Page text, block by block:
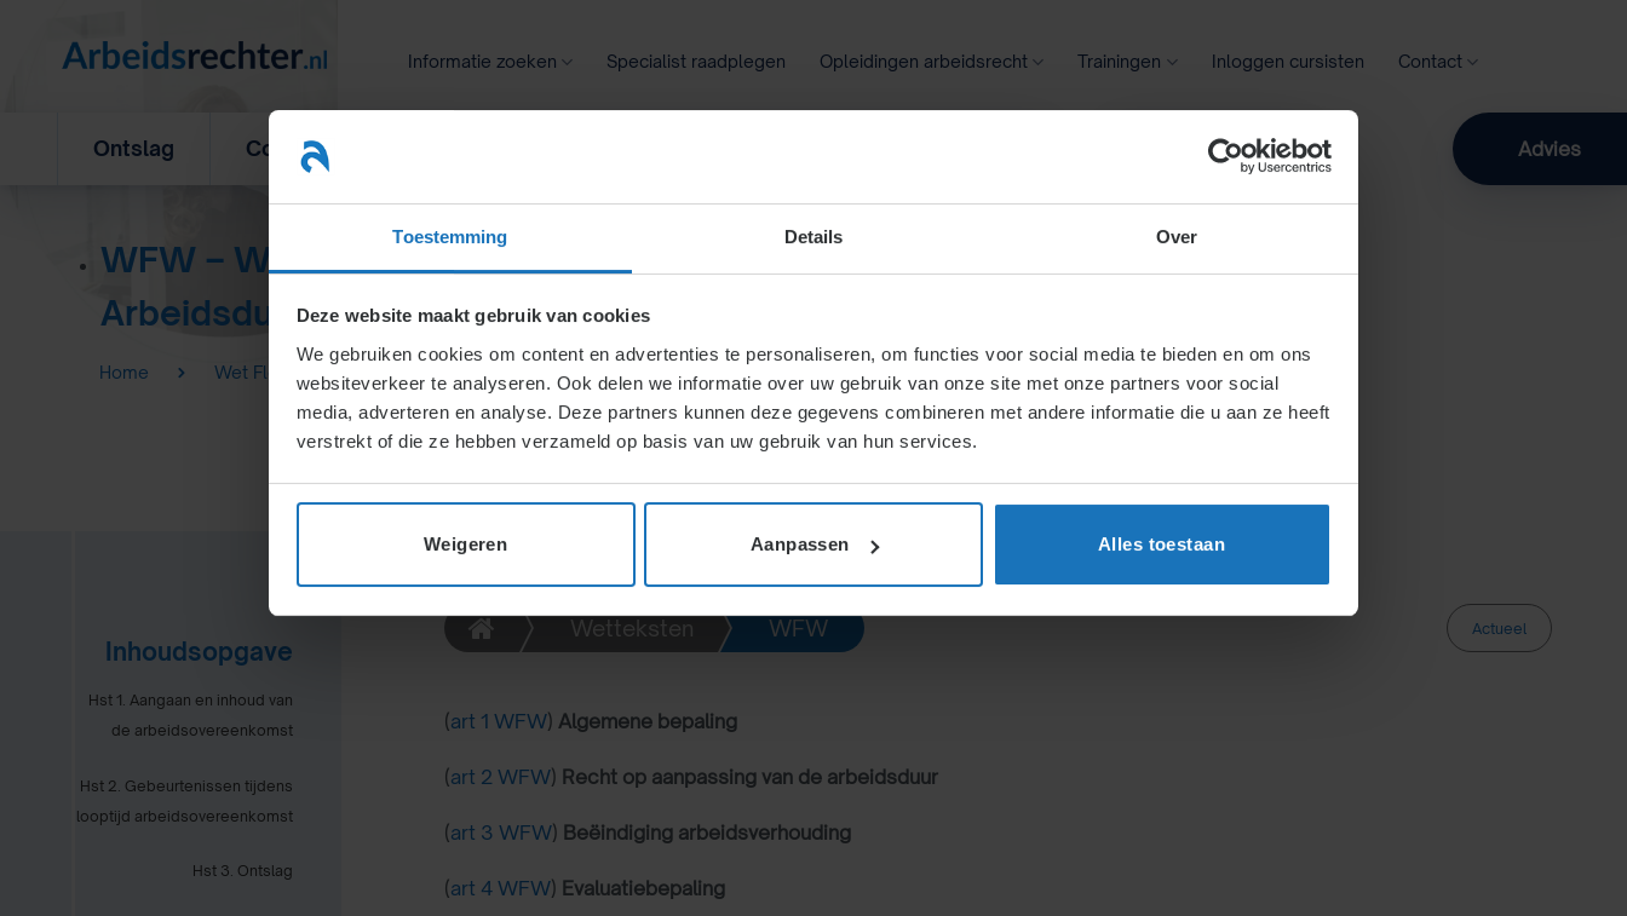
Toestemming Details Over
Deze website maakt gebruik van cookies
We gebruiken cookies om content en advertenties te personaliseren, om functies voor social media te bieden en om ons
websiteverkeer te analyseren. Ook delen we informatie over uw gebruik van onze site met onze partners voor social
media, adverteren en analyse. Deze partners kunnen deze gegevens combineren met andere informatie die u aan ze heeft
verstrekt of die ze hebben verzameld op basis van uw gebruik van hun services.
Weigeren Aanpassen Alles toestaan
Informatie zoeken Specialist raadplegen Opleidingen arbeidsrecht Trainingen Inloggen cursisten Contact
Ontslag Concurrentiebeding Zoeken Advies
WFW – Wet Flexibel Werken (voorheen Wet Aanpassing
Arbeidsduur)
Home Wet Flexibel Werken (WFW) – voorheen Wet Aanpassing Arbeidsduur
Inhoudsopgave
Hst 1. Aangaan en inhoud van
de arbeidsovereenkomst
Hst 2. Gebeurtenissen tijdens
looptijd arbeidsovereenkomst
Hst 3. Ontslag
Wetteksten WFW Actueel
(art 1 WFW) Algemene bepaling
(art 2 WFW) Recht op aanpassing van de arbeidsduur
(art 3 WFW) Beëindiging arbeidsverhouding
(art 4 WFW) Evaluatiebepaling